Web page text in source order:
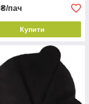
₴/пач
Купити